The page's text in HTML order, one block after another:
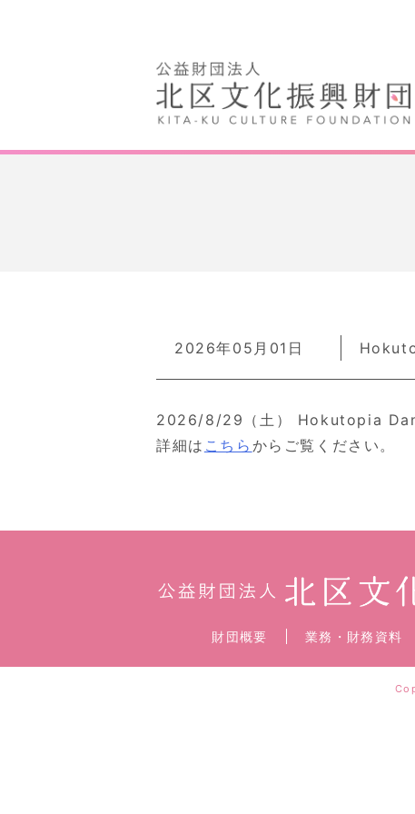
2026年05月01日
2026/8/29（土） Hokutopia
詳細は こちら からご覧ください。
財団概要 業務・財務資料